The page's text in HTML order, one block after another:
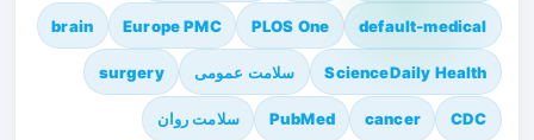
default-medical
PLOS One
Europe PMC
brain
ScienceDaily Health سلامت عمومی surgery
CDC
cancer
PubMed سلامت روان